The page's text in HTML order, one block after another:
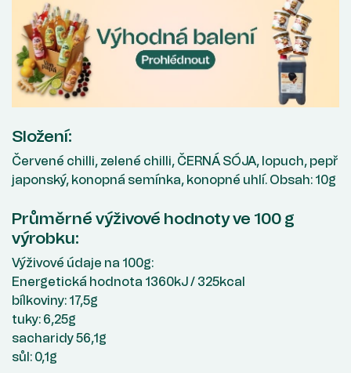
Složení:
Červené chilli, zelené chilli, ČERNÁ SÓJA, lopuch, pepř
japonský, konopná semínka, konopné uhlí. Obsah: 10g
Průměrné výživové hodnoty ve 100 g
výrobku:
Výživové údaje na 100g:
Energetická hodnota 1360kJ / 325kcal
bílkoviny: 17,5g
tuky: 6,25g
sacharidy 56,1g
sůl: 0,1g